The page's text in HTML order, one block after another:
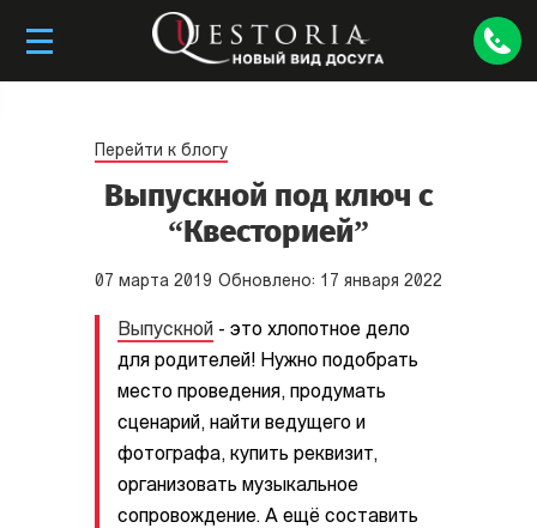
Перейти к блогу
Выпускной под ключ с
“Квесторией”
07 марта 2019 Обновлено: 17 января 2022
Выпускной - это хлопотное дело
для родителей! Нужно подобрать
место проведения, продумать
сценарий, найти ведущего и
фотографа, купить реквизит,
организовать музыкальное
сопровождение. А ещё составить